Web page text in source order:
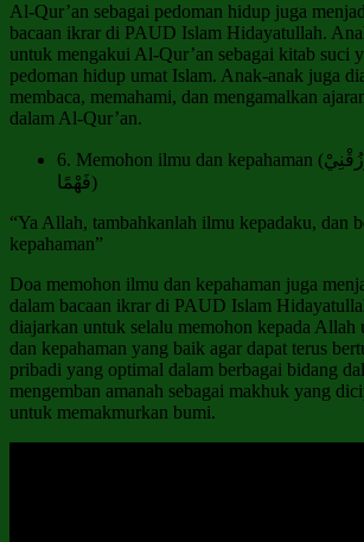
Al-Qur’an sebagai pedoman hidup juga
bacaan ikrar di PAUD Islam Hidayatullah.
untuk mengakui Al-Qur’an sebagai kitab suci
pedoman hidup umat Islam. Anak-anak juga
membaca, memahami, dan mengamalkan
dalam Al-Qur’an.
6. Memohon ilmu dan kepahaman (رَبِّ زِدْنِيْ عِلْمًا وَارْزُقْنِيْ
فَهْمًا)
“Ya Allah, tambahkanlah ilmu kepadaku, dan
kepahaman”
Doa memohon ilmu dan kepahaman juga
dalam bacaan ikrar di PAUD Islam
diajarkan untuk selalu memohon kepada
dan kepahaman yang baik agar dapat terus
pribadi yang optimal dalam berbagai bidang
mengemban amanah sebagai makhuk yang
untuk memakmurkan bumi.